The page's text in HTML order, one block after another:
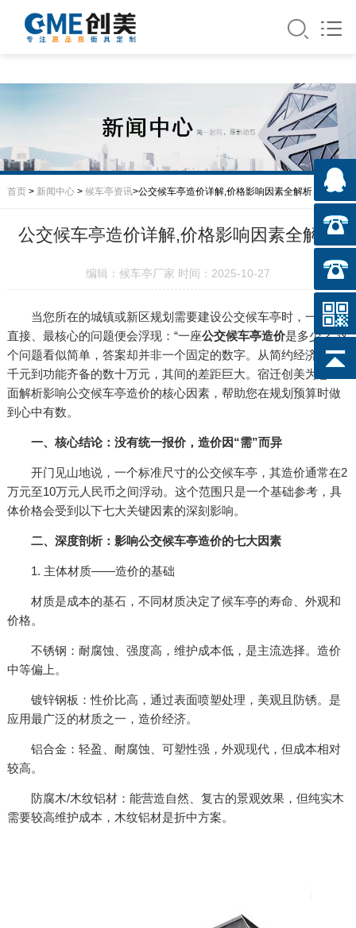
首页> 新闻中心> 候车亭资讯>公交候车亭造价详解,价格影响因素全解析
公交候车亭造价详解,价格影响因素全解析
编辑：候车亭厂家 时间：2025-10-27
当您所在的城镇或新区规划需要建设公交候车亭时，一个最
直接、最核心的问题便会浮现：“一座公交候车亭造价是多少？”这
个问题看似简单，答案却并非一个固定的数字。从简约经济的几
千元到功能齐备的数十万元，其间的差距巨大。宿迁创美为您全
面解析影响公交候车亭造价的核心因素，帮助您在规划预算时做
到心中有数。
一、核心结论：没有统一报价，造价因“需”而异
开门见山地说，一个标准尺寸的公交候车亭，其造价通常在2
万元至10万元人民币之间浮动。这个范围只是一个基础参考，具
体价格会受到以下七大关键因素的深刻影响。
二、深度剖析：影响公交候车亭造价的七大因素
1. 主体材质——造价的基础
材质是成本的基石，不同材质决定了候车亭的寿命、外观和
价格。
不锈钢：耐腐蚀、强度高，维护成本低，是主流选择。造价
中等偏上。
镀锌钢板：性价比高，通过表面喷塑处理，美观且防锈。是
应用最广泛的材质之一，造价经济。
铝合金：轻盈、耐腐蚀、可塑性强，外观现代，但成本相对
较高。
防腐木/木纹铝材：能营造自然、复古的景观效果，但纯实木
需要较高维护成本，木纹铝材是折中方案。